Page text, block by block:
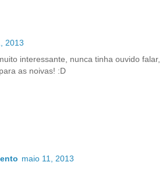
2013
interessante, nunca tinha ouvido falar,
as noivas! :D
maio 11, 2013